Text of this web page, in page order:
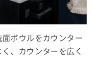
ボウルをカウンター
、カウンターを広く